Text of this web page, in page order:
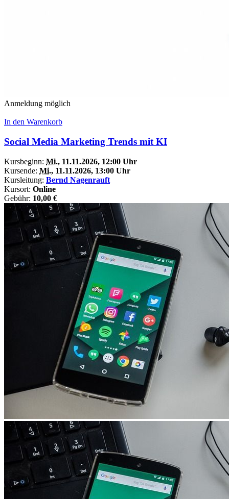
Anmeldung möglich
In den Warenkorb
Social Media Marketing Trends mit KI
Kursbeginn: Mi., 11.11.2026, 12:00 Uhr
Kursende: Mi., 11.11.2026, 13:00 Uhr
Kursleitung: Bernd Nagenrauft
Kursort: Online
Gebühr: 10,00 €